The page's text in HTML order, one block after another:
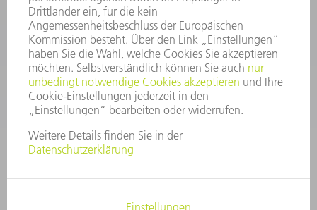
+43722160396550
Mo - Do: 08:00 -17:30 Uhr
Fr: 08:00 -16:30 Uhr
ersatzteile@at.trumpf.com